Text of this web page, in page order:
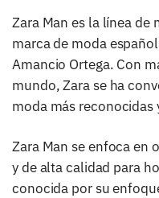
Zara Man es la línea de
marca de moda
Amancio Ortega. Con
mundo, Zara se ha
moda más
Zara Man se enfoca en
y de alta calidad para
conocida por su